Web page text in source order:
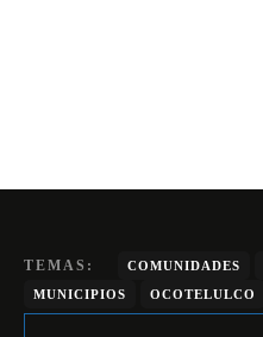
TEMAS: COMUNIDADES
MUNICIPIOS
OCOTELULCO